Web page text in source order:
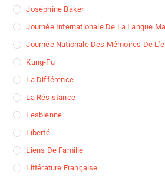
Joséphine Baker
Journée Internationale De La Langue
Journée Nationale Des Mémoires De
Kung-Fu
La Différence
La Résistance
Lesbienne
Liberté
Liens De Famille
Littérature Française